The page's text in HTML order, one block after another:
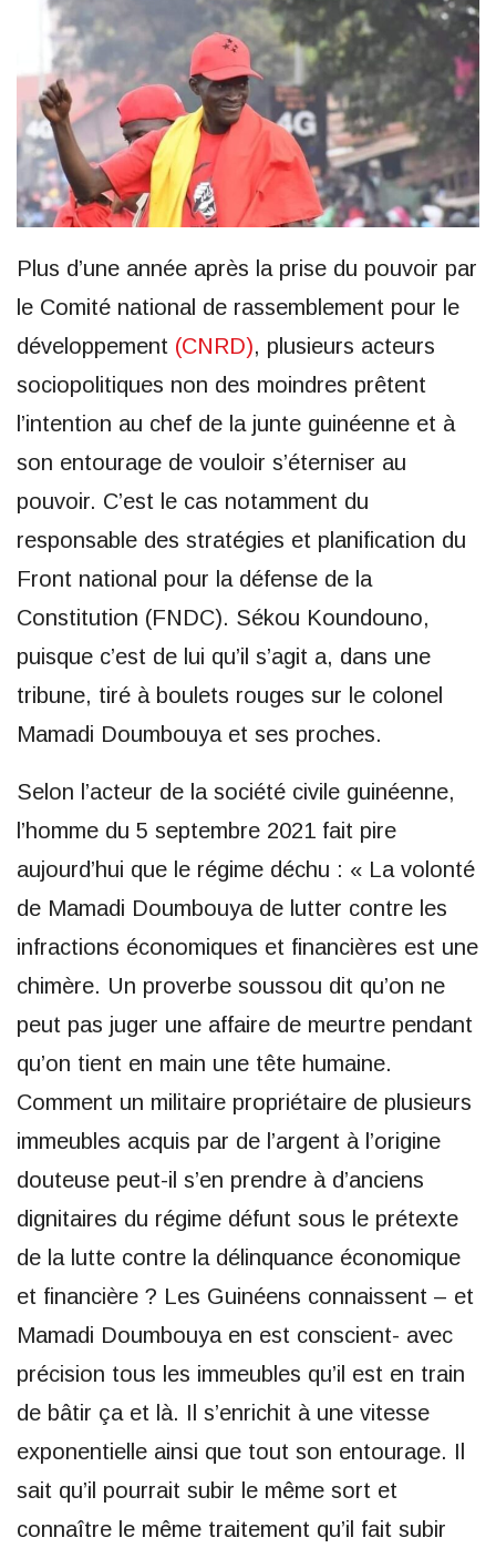
Plus d’une année après la prise du pouvoir par
le Comité national de rassemblement pour le
développement (CNRD), plusieurs acteurs
sociopolitiques non des moindres prêtent
l’intention au chef de la junte guinéenne et à
son entourage de vouloir s’éterniser au
pouvoir. C’est le cas notamment du
responsable des stratégies et planification du
Front national pour la défense de la
Constitution (FNDC). Sékou Koundouno,
puisque c’est de lui qu’il s’agit a, dans une
tribune, tiré à boulets rouges sur le colonel
Mamadi Doumbouya et ses proches.
Selon l’acteur de la société civile guinéenne,
l’homme du 5 septembre 2021 fait pire
aujourd’hui que le régime déchu : « La volonté
de Mamadi Doumbouya de lutter contre les
infractions économiques et financières est une
chimère. Un proverbe soussou dit qu’on ne
peut pas juger une affaire de meurtre pendant
qu’on tient en main une tête humaine.
Comment un militaire propriétaire de plusieurs
immeubles acquis par de l’argent à l’origine
douteuse peut-il s’en prendre à d’anciens
dignitaires du régime défunt sous le prétexte
de la lutte contre la délinquance économique
et financière ? Les Guinéens connaissent – et
Mamadi Doumbouya en est conscient- avec
précision tous les immeubles qu’il est en train
de bâtir ça et là. Il s’enrichit à une vitesse
exponentielle ainsi que tout son entourage. Il
sait qu’il pourrait subir le même sort et
connaître le même traitement qu’il fait subir